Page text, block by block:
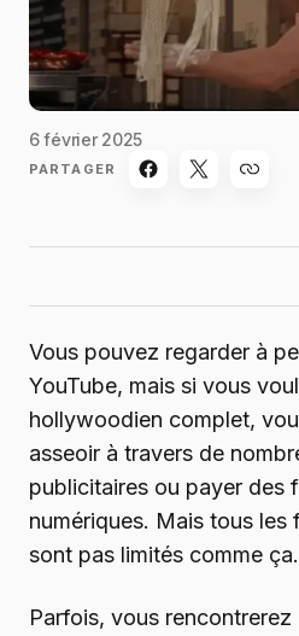
6 février 2025
PARTAGER
Vous pouvez regarder à
YouTube, mais si vous
hollywoodien complet,
asseoir à travers de
publicitaires ou payer des
numériques. Mais tous les
sont pas limités comme ça.
Parfois, vous